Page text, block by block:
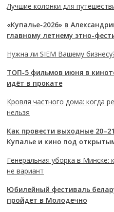
Лучшие колонки для
«Купалье-2026» в
главному летнему этно-
Нужна ли SIEM Вашему
ТОП-5 фильмов июня в
идёт в прокате
Кровля частного дома: когда
нельзя
Как провести выходные
Купалье и кино под
Генеральная уборка в Минске:
не вариант
Юбилейный фестиваль
пройдет в Молодечно